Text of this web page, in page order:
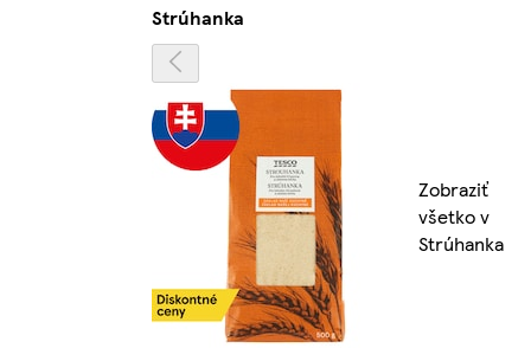
Strúhanka
Zobraziť
všetko v
Strúhanka